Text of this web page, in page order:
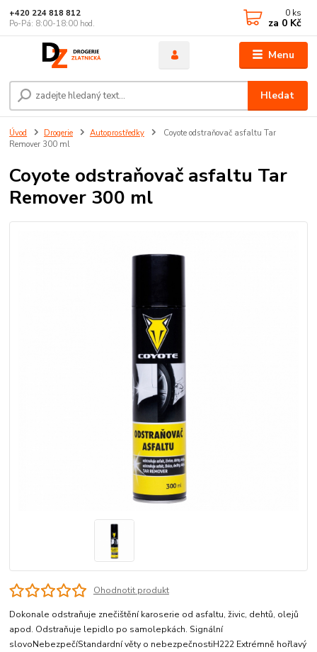
Menu
Hledat
+420 224 818 812
Po-Pá: 8:00-18:00 hod.
0 ks
za 0 Kč
Úvod Drogerie Autoprostředky
Coyote odstraňovač asfaltu Tar
Remover 300 ml
Coyote odstraňovač asfaltu Tar
Remover 300 ml
Ohodnotit produkt
Dokonale odstraňuje znečištění karoserie od asfaltu, živic, dehtů, olejů
apod. Odstraňuje lepidlo po samolepkách. Signální
slovoNebezpečíStandardní věty o nebezpečnostiH222 Extrémně hořlavý